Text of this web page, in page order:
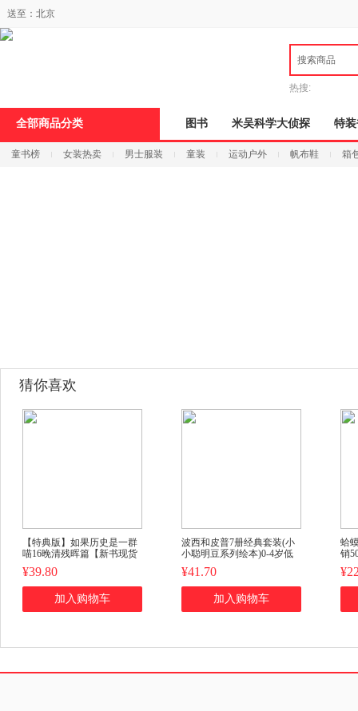
新
窗
口
页
面,
送至： 北京
搜索商品
热搜:
全部商品分类 图书 米吴科学大侦探 特
童书榜 女装热卖 男士服装 童装 运动户外 帆布鞋 箱
猜你喜欢
【特典版】如果历史是一群
喵16晚清残晖篇【新书现货
速发】正版肥志著小学生历
史漫画书儿童历史书加赠喵
咪12张明信片
¥39.80
加入购物车
波西和皮普7册经典套装(小
小聪明豆系列绘本)0-4岁低
幼启蒙情绪管理习惯养成绘
本，引导宝宝认识接纳情绪
培养好品质，发现快
¥41.70
加入购物车
蛤
销
询
松